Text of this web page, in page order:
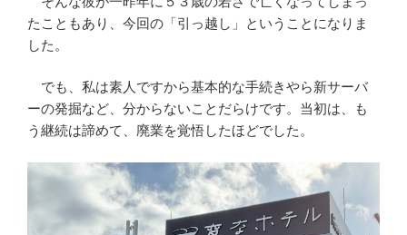
たこともあり、今回の「引っ越し」ということになりま
した。
でも、私は素人ですから基本的な手続きやら新サーバ
ーの発掘など、分からないことだらけです。当初は、も
う継続は諦めて、廃業を覚悟したほどでした。